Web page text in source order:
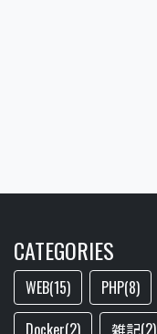
CATEGORIES
WEB(15) PHP(8)